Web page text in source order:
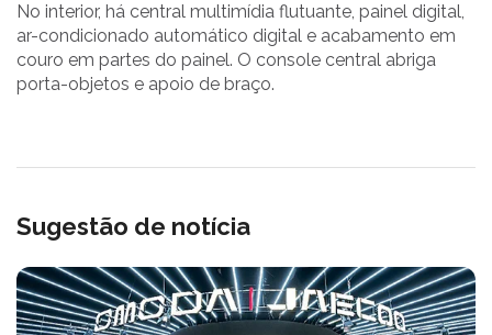
No interior, há central multimídia flutuante, painel digital,
ar-condicionado automático digital e acabamento em
couro em partes do painel. O console central abriga
porta-objetos e apoio de braço.
Sugestão de notícia